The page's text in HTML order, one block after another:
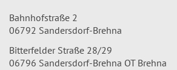
Bahnhofstraße 2
06792 Sandersdorf-Brehna
Bitterfelder Straße 28/29
06796 Sandersdorf-Brehna OT Brehna